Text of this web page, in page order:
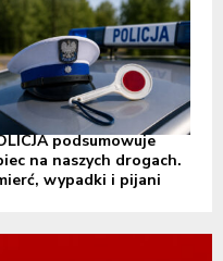
podsumowuje
na naszych drogach.
wypadki i pijani